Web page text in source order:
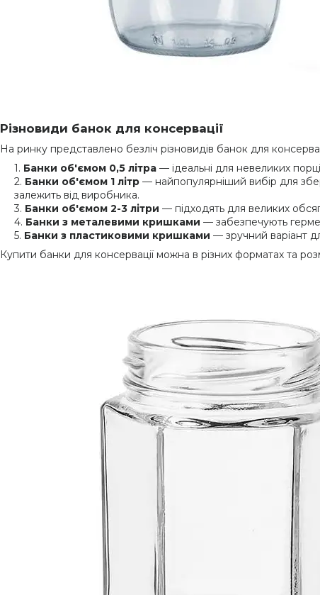
Різновиди банок для консервації
На ринку представлено безліч різновидів банок для
Банки об'ємом 0,5 літра — ідеальні для невеликих
Банки об'ємом 1 літр — найпопулярніший вибір для
залежить від виробника.
Банки об'ємом 2-3 літри — підходять для великих
Банки з металевими кришками — забезпечують
Банки з пластиковими кришками — зручний варіант
Купити банки для консервації можна в різних форматах та